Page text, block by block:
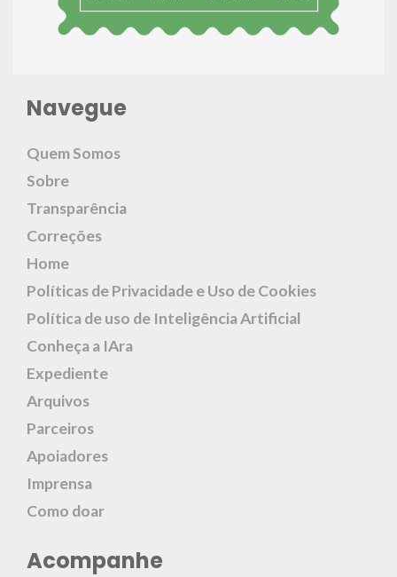
Navegue
Quem Somos
Sobre
Transparência
Correções
Home
Políticas de Privacidade e Uso de Cookies
Política de uso de Inteligência Artificial
Conheça a IAra
Expediente
Arquivos
Parceiros
Apoiadores
Imprensa
Como doar
Acompanhe